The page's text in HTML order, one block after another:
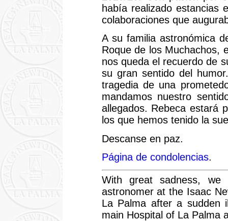
había realizado estancias
colaboraciones que
A su familia astronómica
Roque de los Muchachos,
nos queda el recuerdo de
su gran sentido del
tragedia de una
mandamos nuestro
allegados. Rebeca estará
los que hemos tenido la
Descanse en paz.
Página de condolencias.
With great sadness, we
astronomer at the Isaac
La Palma after a sudden
main Hospital of La Palma